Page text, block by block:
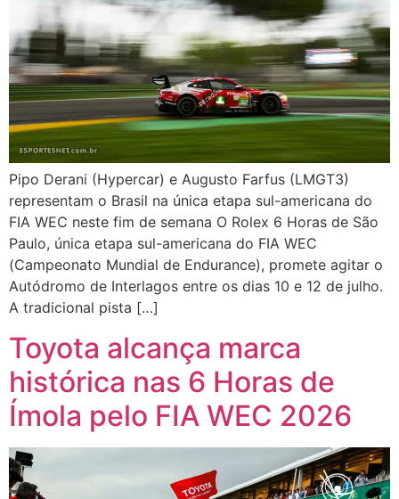
Pipo Derani (Hypercar) e Augusto Farfus (LMGT3)
representam o Brasil na única etapa sul-americana do
FIA WEC neste fim de semana O Rolex 6 Horas de São
Paulo, única etapa sul-americana do FIA WEC
(Campeonato Mundial de Endurance), promete agitar o
Autódromo de Interlagos entre os dias 10 e 12 de julho.
A tradicional pista […]
Toyota alcança marca
histórica nas 6 Horas de
Ímola pelo FIA WEC 2026